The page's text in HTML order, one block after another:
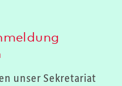
unser Sekretariat